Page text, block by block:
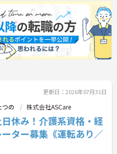
更新日：2026年07月31日
つの 株式会社ASCare
日休み！介護系資格・経
ター募集《運転あり／